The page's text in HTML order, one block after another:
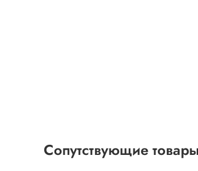
Сопутствующие товары